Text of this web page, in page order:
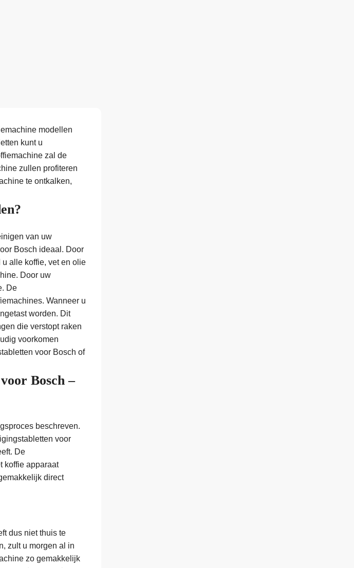
modellen
kunt u
zal de
zullen profiteren
te ontkalken,
van uw
Bosch ideaal. Door
alle koffie, vet en olie
Door uw
De
Wanneer u
worden. Dit
die verstopt raken
voorkomen
voor Bosch of
Bosch –
beschreven.
voor
De
koffie apparaat
direct
dus niet thuis te
zult u morgen al in
zo gemakkelijk